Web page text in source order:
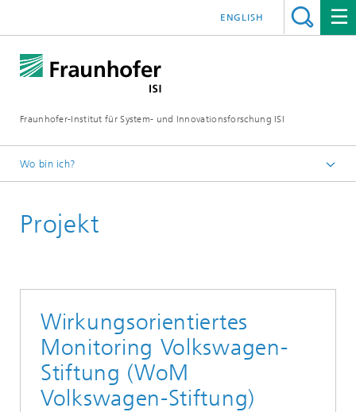
Fraunhofer-Institut für System- und Innovationsforschung ISI
ENGLISH
Wo bin ich?
Abteilungen
Projekt
Wirkungsorientiertes
Monitoring Volkswagen-
Stiftung (WoM
Volkswagen-Stiftung)